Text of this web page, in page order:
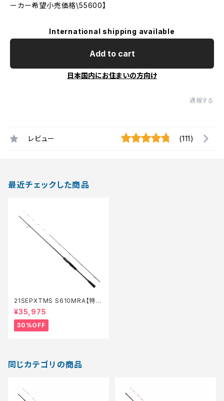
ーカー希望小売価格\55600】
International shipping available
Add to cart
日本国内にお住まいの方向け
通報する
レビュー (111)
最近チェックした商品
21SEPXTMS S610MRA【特価
ロッド】【30】
¥35,975
30%OFF
同じカテゴリの商品